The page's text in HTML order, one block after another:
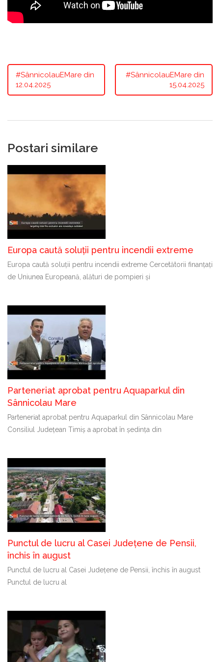
#SânnicolauEMare din
12.04.2025
#SânnicolauEMare din
15.04.2025
Postari similare
Europa caută soluții pentru incendii extreme
Europa caută soluții pentru incendii extreme Cercetătorii finanțați
de Uniunea Europeană, alături de pompieri și
Parteneriat aprobat pentru Aquaparkul din
Sânnicolau Mare
Parteneriat aprobat pentru Aquaparkul din Sânnicolau Mare
Consiliul Județean Timiș a aprobat în ședința din
Punctul de lucru al Casei Județene de Pensii,
închis în august
Punctul de lucru al Casei Județene de Pensii, închis în august
Punctul de lucru al